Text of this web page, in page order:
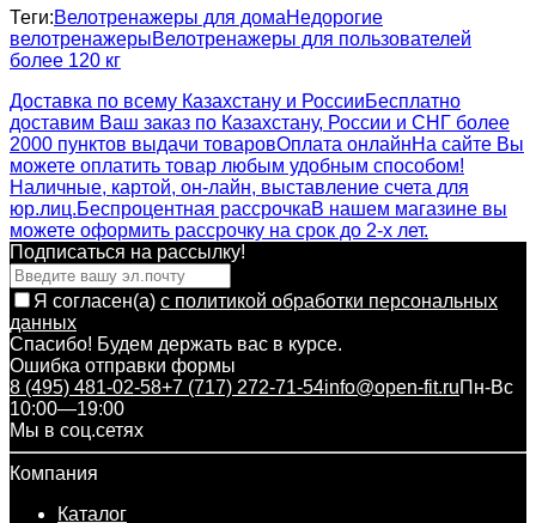
Теги:Велотренажеры для домаНедорогие
велотренажерыВелотренажеры для пользователей
более 120 кг
Доставка по всему Казахстану и РоссииБесплатно
доставим Ваш заказ по Казахстану, России и СНГ более
2000 пунктов выдачи товаровОплата онлайнНа сайте Вы
можете оплатить товар любым удобным способом!
Наличные, картой, он-лайн, выставление счета для
юр.лиц.Беспроцентная рассрочкаВ нашем магазине вы
можете оформить рассрочку на срок до 2-х лет.
Подписаться на рассылкy!
Я согласен(a) с политикой обработки персональных
данных
Спасибо! Будем держать вас в курсе.
Ошибка отправки формы
8 (495) 481-02-58+7 (717) 272-71-54info@open-fit.ruПн-Вс
10:00—19:00
Мы в соц.сетях
Компания
Каталог